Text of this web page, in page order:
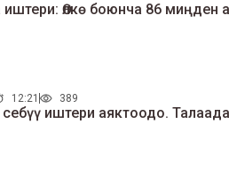
Өлкө боюнча 86 миңден
12:21 389
иштери аяктоодо.